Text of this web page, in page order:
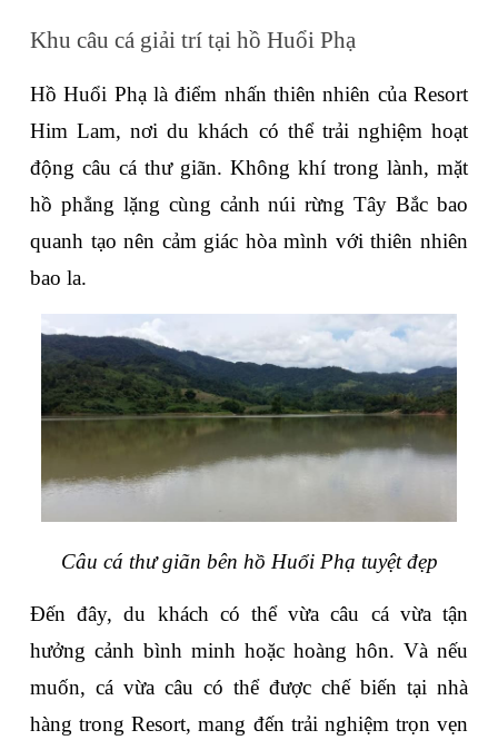
Khu câu cá giải trí tại hồ Huổi Phạ
Hồ Huổi Phạ là điểm nhấn thiên nhiên của Resort
Him Lam, nơi du khách có thể trải nghiệm hoạt
động câu cá thư giãn. Không khí trong lành, mặt
hồ phẳng lặng cùng cảnh núi rừng Tây Bắc bao
quanh tạo nên cảm giác hòa mình với thiên nhiên
bao la.
Câu cá thư giãn bên hồ Huổi Phạ tuyệt đẹp
Đến đây, du khách có thể vừa câu cá vừa tận
hưởng cảnh bình minh hoặc hoàng hôn. Và nếu
muốn, cá vừa câu có thể được chế biến tại nhà
hàng trong Resort, mang đến trải nghiệm trọn vẹn